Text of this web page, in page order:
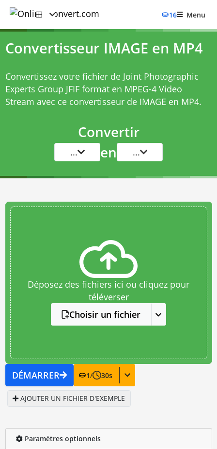
16 Menu
Convertisseur IMAGE en MP4
Convertissez votre fichier de Joint Photographic
Experts Group JFIF format en MPEG-4 Video
Stream avec ce convertisseur de IMAGE en MP4.
Convertir
... en ...
Déposez des fichiers ici ou cliquez pour
téléverser
Choisir un fichier
DÉMARRER 1/ 30s
AJOUTER UN FICHIER D'EXEMPLE
Paramètres optionnels